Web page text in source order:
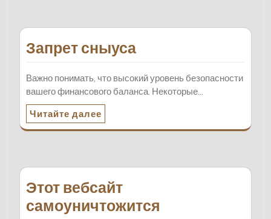
Запрет сныуса
Важно понимать, что высокий уровень безопасности
вашего финансового баланса. Некоторые…
Читайте далее
Этот вебсайт
самоуничтожится